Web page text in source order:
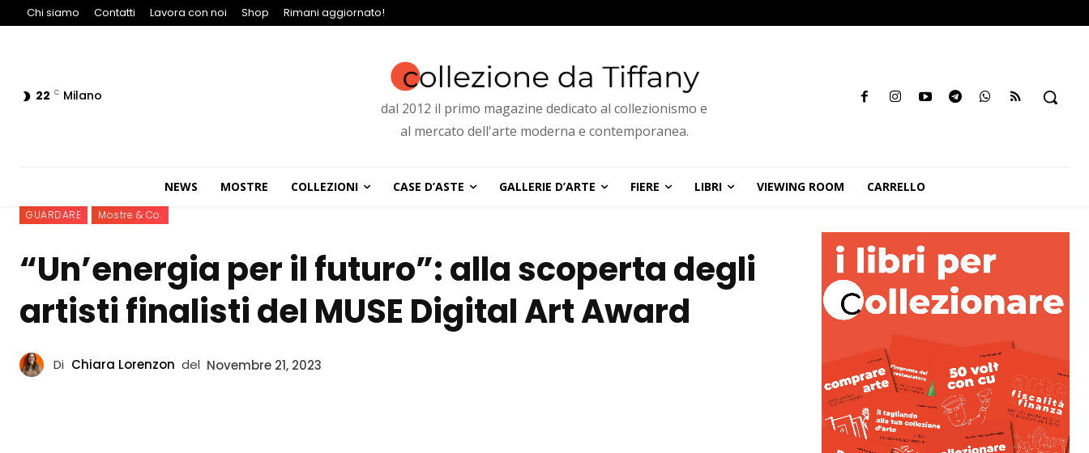
Chi siamo Contatti Lavora con noi Shop Rimani aggiornato!
22 C Milano
dal 2012 il primo magazine dedicato al collezionismo e
al mercato dell'arte moderna e contemporanea.
NEWS MOSTRE COLLEZIONI CASE D’ASTE GALLERIE D’ARTE FIERE LIBRI VIEWING ROOM CARRELLO
GUARDARE Mostre & Co.
“Un’energia per il futuro”: alla scoperta degli
artisti finalisti del MUSE Digital Art Award
Di Chiara Lorenzon del Novembre 21, 2023